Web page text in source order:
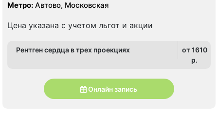
Метро: Автово, Московская
Цена указана с учетом льгот и акции
Рентген сердца в трех проекциях
от 1610
p.
Онлайн запись